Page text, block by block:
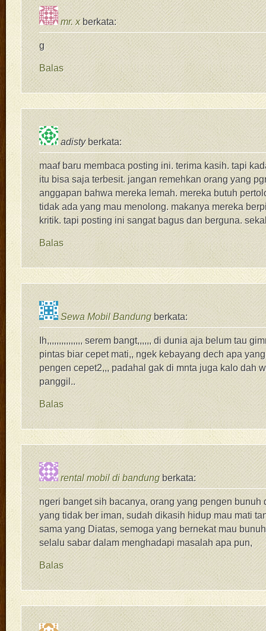
mr. x berkata:
g
Balas
adisty berkata:
maaf baru membaca posting ini. terima kasih. tapi
itu bisa saja terbesit. jangan remehkan orang yang
anggapan bahwa mereka lemah. mereka butuh
tidak ada yang mau menolong. makanya mereka
kritik. tapi posting ini sangat bagus dan berguna.
Balas
Sewa Mobil Bandung berkata:
Ih,,,,,,,,,,,,,,, serem bangt,,,,,, di dunia aja belum tau
pintas biar cepet mati,, ngek kebayang dech apa
pengen cepet2,,, padahal gak di mnta juga kalo dah
panggil..
Balas
rental mobil di bandung berkata:
ngeri banget sih bacanya, orang yang pengen bunuh
yang tidak ber iman, sudah dikasih hidup mau mati
sama yang Diatas, semoga yang bernekat mau
selalu sabar dalam menghadapi masalah apa pun,
Balas